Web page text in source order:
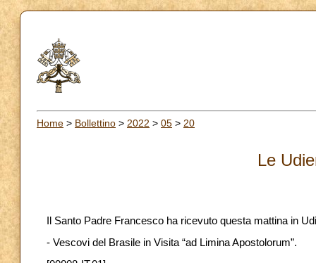
Home > Bollettino > 2022 > 05 > 20
Le
Il Santo Padre Francesco ha ricevuto questa mattina in
- Vescovi del Brasile in Visita “ad Limina Apostolorum”.